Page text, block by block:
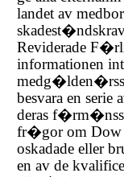
landet av
Reviderade
informationen
besvara en
deras
fr�gor om Dow
oskadade eller
en av de